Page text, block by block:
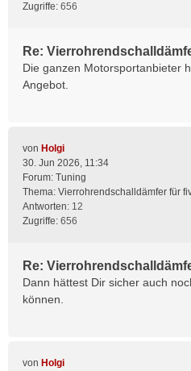
Zugriffe: 656
Re:
Die ganzen Motorsportanbieter
Angebot.
von Holgi
30. Jun 2026, 11:34
Forum: Tuning
Thema: Vierrohrendschalldämfer für
Antworten: 12
Zugriffe: 656
Re:
Dann hättest Dir sicher auch
können.
von Holgi